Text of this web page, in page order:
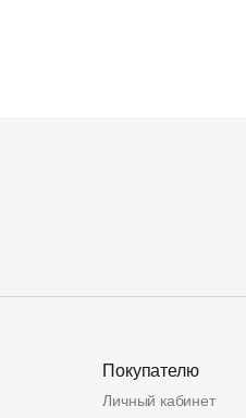
Покупателю
Личный кабинет